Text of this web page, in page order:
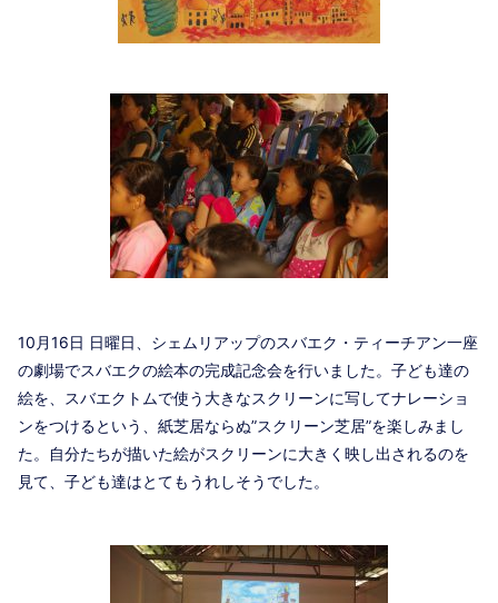
10月16日 日曜日、シェムリアップのスバエク・ティーチアン一座
の劇場でスバエクの絵本の完成記念会を行いました。子ども達の
絵を、スバエクトムで使う大きなスクリーンに写してナレーショ
ンをつけるという、紙芝居ならぬ”スクリーン芝居”を楽しみまし
た。自分たちが描いた絵がスクリーンに大きく映し出されるのを
見て、子ども達はとてもうれしそうでした。